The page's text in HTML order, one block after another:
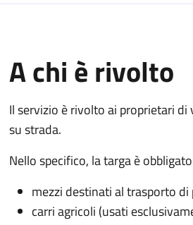
A chi è rivolto
Il servizio è rivolto ai proprietari
su strada.
Nello specifico, la targa è
mezzi destinati al trasporto di
carri agricoli (usati